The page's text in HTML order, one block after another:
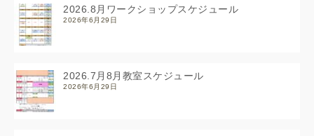
2026.8月ワークショップスケジュール
2026年6月29日
2026.7月8月教室スケジュール
2026年6月29日